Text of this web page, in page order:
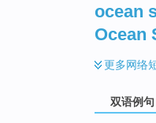
ocean
Ocean
更多网络
双语例句